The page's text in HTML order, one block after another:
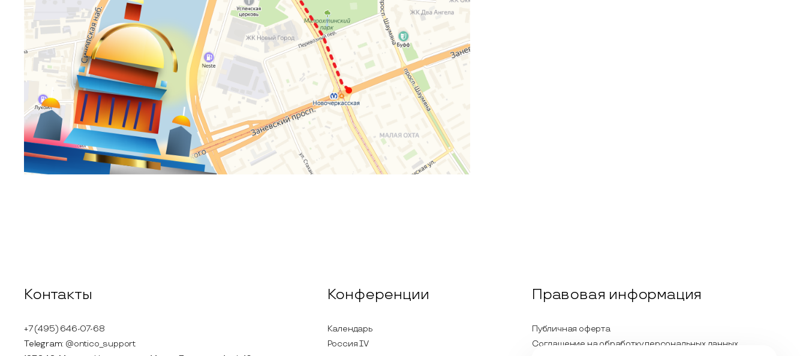
Контакты
+7 (495) 646-07-68
Telegram: @ontico_support
Конференции
Календарь
Россия IV
Правовая информация
Публичная оферта
Соглашение на обработку персональных данных